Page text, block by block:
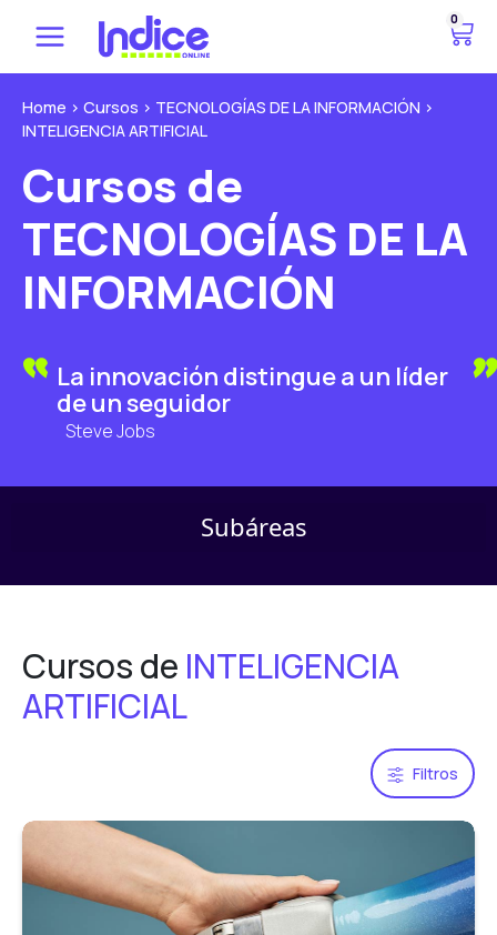
contenido
0
C
a
Home > Cursos > TECNOLOGÍAS DE LA INFORMACIÓN >
INTELIGENCIA ARTIFICIAL
Cursos de
TECNOLOGÍAS DE LA
INFORMACIÓN
La innovación distingue a un líder
de un seguidor
Steve Jobs
Subáreas
Menú
Cursos de INTELIGENCIA
ARTIFICIAL
Filtros